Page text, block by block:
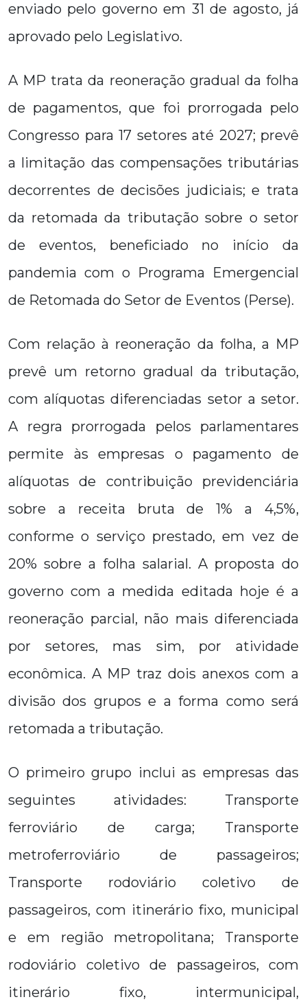
enviado pelo governo em 31 de agosto, já
aprovado pelo Legislativo.
A MP trata da reoneração gradual da folha
de pagamentos, que foi prorrogada pelo
Congresso para 17 setores até 2027; prevê
a limitação das compensações tributárias
decorrentes de decisões judiciais; e trata
da retomada da tributação sobre o setor
de eventos, beneficiado no início da
pandemia com o Programa Emergencial
de Retomada do Setor de Eventos (Perse).
Com relação à reoneração da folha, a MP
prevê um retorno gradual da tributação,
com alíquotas diferenciadas setor a setor.
A regra prorrogada pelos parlamentares
permite às empresas o pagamento de
alíquotas de contribuição previdenciária
sobre a receita bruta de 1% a 4,5%,
conforme o serviço prestado, em vez de
20% sobre a folha salarial. A proposta do
governo com a medida editada hoje é a
reoneração parcial, não mais diferenciada
por setores, mas sim, por atividade
econômica. A MP traz dois anexos com a
divisão dos grupos e a forma como será
retomada a tributação.
O primeiro grupo inclui as empresas das
seguintes atividades: Transporte
ferroviário de carga; Transporte
metroferroviário de passageiros;
Transporte rodoviário coletivo de
passageiros, com itinerário fixo, municipal
e em região metropolitana; Transporte
rodoviário coletivo de passageiros, com
itinerário fixo, intermunicipal,